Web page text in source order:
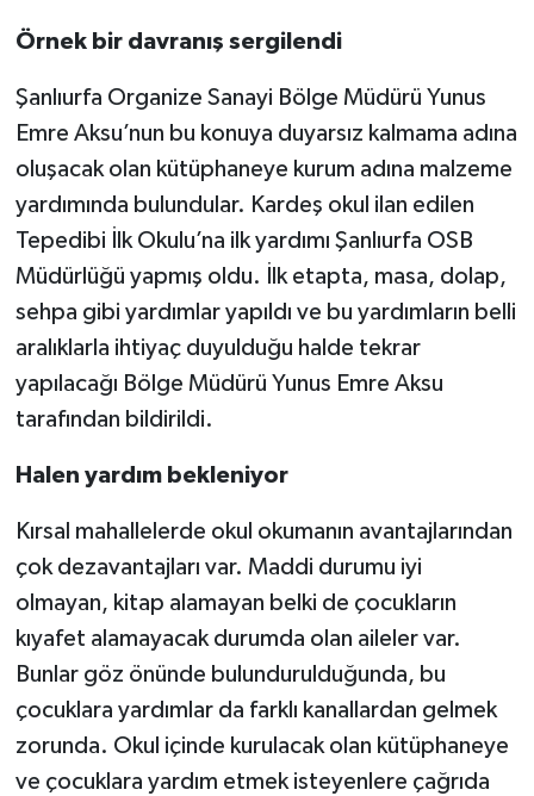
Örnek bir davranış sergilendi
Şanlıurfa Organize Sanayi Bölge Müdürü Yunus
Emre Aksu’nun bu konuya duyarsız kalmama adına
oluşacak olan kütüphaneye kurum adına malzeme
yardımında bulundular. Kardeş okul ilan edilen
Tepedibi İlk Okulu’na ilk yardımı Şanlıurfa OSB
Müdürlüğü yapmış oldu. İlk etapta, masa, dolap,
sehpa gibi yardımlar yapıldı ve bu yardımların belli
aralıklarla ihtiyaç duyulduğu halde tekrar
yapılacağı Bölge Müdürü Yunus Emre Aksu
tarafından bildirildi.
Halen yardım bekleniyor
Kırsal mahallelerde okul okumanın avantajlarından
çok dezavantajları var. Maddi durumu iyi
olmayan, kitap alamayan belki de çocukların
kıyafet alamayacak durumda olan aileler var.
Bunlar göz önünde bulundurulduğunda, bu
çocuklara yardımlar da farklı kanallardan gelmek
zorunda. Okul içinde kurulacak olan kütüphaneye
ve çocuklara yardım etmek isteyenlere çağrıda